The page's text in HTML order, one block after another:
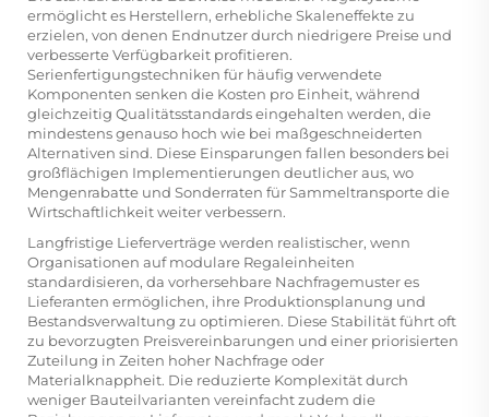
ermöglicht es Herstellern, erhebliche Skaleneffekte zu
erzielen, von denen Endnutzer durch niedrigere Preise und
verbesserte Verfügbarkeit profitieren.
Serienfertigungstechniken für häufig verwendete
Komponenten senken die Kosten pro Einheit, während
gleichzeitig Qualitätsstandards eingehalten werden, die
mindestens genauso hoch wie bei maßgeschneiderten
Alternativen sind. Diese Einsparungen fallen besonders bei
großflächigen Implementierungen deutlicher aus, wo
Mengenrabatte und Sonderraten für Sammeltransporte die
Wirtschaftlichkeit weiter verbessern.
Langfristige Lieferverträge werden realistischer, wenn
Organisationen auf modulare Regaleinheiten
standardisieren, da vorhersehbare Nachfragemuster es
Lieferanten ermöglichen, ihre Produktionsplanung und
Bestandsverwaltung zu optimieren. Diese Stabilität führt oft
zu bevorzugten Preisvereinbarungen und einer priorisierten
Zuteilung in Zeiten hoher Nachfrage oder
Materialknappheit. Die reduzierte Komplexität durch
weniger Bauteilvarianten vereinfacht zudem die